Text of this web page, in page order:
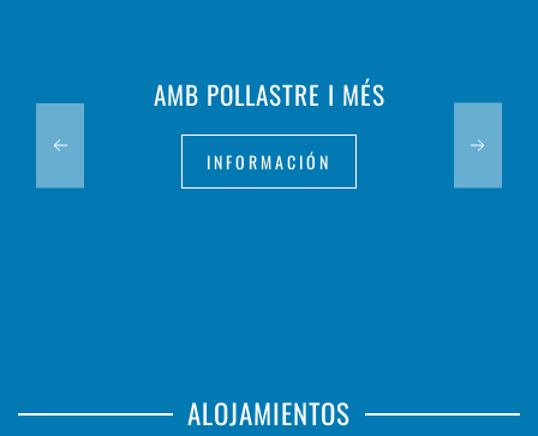
AMB POLLASTRE I MÉS
INFORMACIÓN
ALOJAMIENTOS